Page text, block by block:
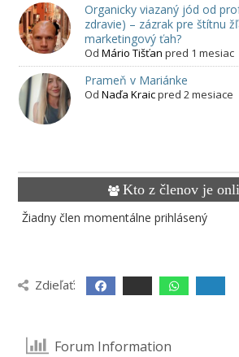
Organicky viazaný jód od
zdravie) – zázrak pre štítnu
marketingový ťah?
Od Mário Tišťan pred 1 mesiac
Prameň v Mariánke
Od Naďa Kraicpred 2 mesiace
Kto z členov je
Žiadny člen momentálne prihlásený
Zdieľať:
Forum Information